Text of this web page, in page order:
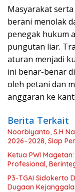
Masyarakat
berani menolak
penegak hukum
pungutan liar.
aturan menjadi
ini benar-benar
oleh petani dan
anggaran ke
Berita Terkait
Noorbiyanto, S.H
2026–2028, Siap
Ketua PWI
Profesional,
P3-TGAI Sidokerto
Dugaan